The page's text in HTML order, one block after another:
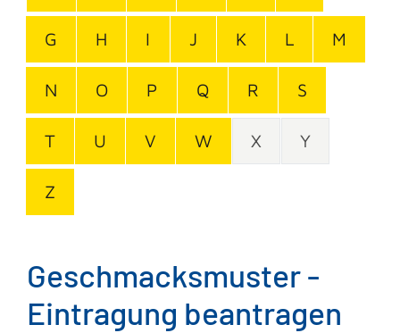
G H I J K L M
N O P Q R S
T U V W X Y
Z
Geschmacksmuster -
Eintragung beantragen